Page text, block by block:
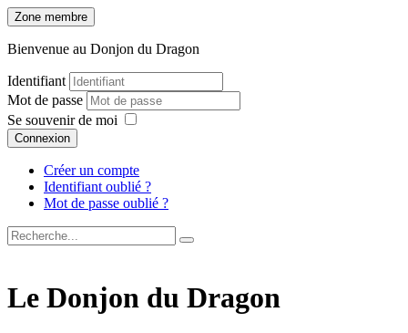
Zone membre
Bienvenue au Donjon du Dragon
Identifiant
Mot de passe
Se souvenir de moi
Connexion
Créer un compte
Identifiant oublié ?
Mot de passe oublié ?
Le Donjon du Dragon